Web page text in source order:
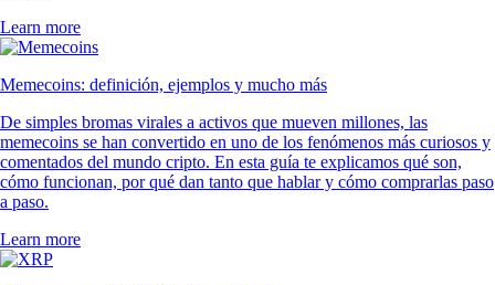
Learn more
Memecoins: definición, ejemplos y mucho más
De simples bromas virales a activos que mueven millones, las
memecoins se han convertido en uno de los fenómenos más curiosos y
comentados del mundo cripto. En esta guía te explicamos qué son,
cómo funcionan, por qué dan tanto que hablar y cómo comprarlas paso
a paso.
Learn more